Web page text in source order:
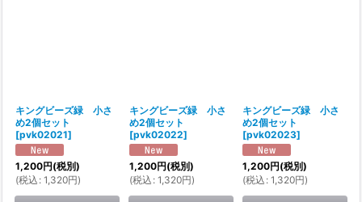
キングビーズ緑 小さ
め2個セット
[pvk02021]
1,200円(税別)
(税込 : 1,320円)
キングビーズ緑 小さ
め2個セット
[pvk02022]
1,200円(税別)
(税込 : 1,320円)
キングビーズ緑 小さ
め2個セット
[pvk02023]
1,200円(税別)
(税込 : 1,320円)